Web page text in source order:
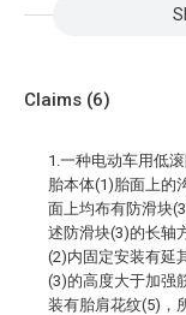
Claims (6)
1.一种电动车用低
胎本体(1)胎面上的
面上均布有防滑块
述防滑块(3)的长轴
(2)内固定安装有延
(3)的高度大于加强
装有胎肩花纹(5)，